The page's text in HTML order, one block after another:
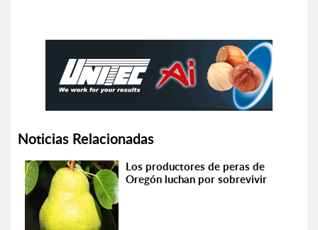
Noticias Relacionadas
Los productores de peras de
Oregón luchan por sobrevivir